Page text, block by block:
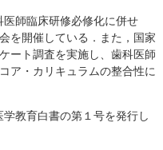
師臨床研修必修化に併せ
を開催している．また，国家
ート調査を実施し、歯科医師
ア・カリキュラムの整合性に
教育白書の第１号を発行し